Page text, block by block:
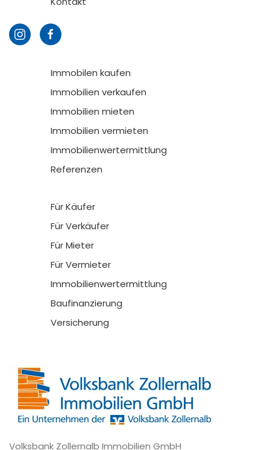
Immobilen kaufen
Immobilien verkaufen
Immobilien mieten
Immobilien vermieten
Immobilienwertermittlung
Referenzen
Für Käufer
Für Verkäufer
Für Mieter
Für Vermieter
Immobilienwertermittlung
Baufinanzierung
Versicherung
Volksbank Zollernalb Immobilien GmbH